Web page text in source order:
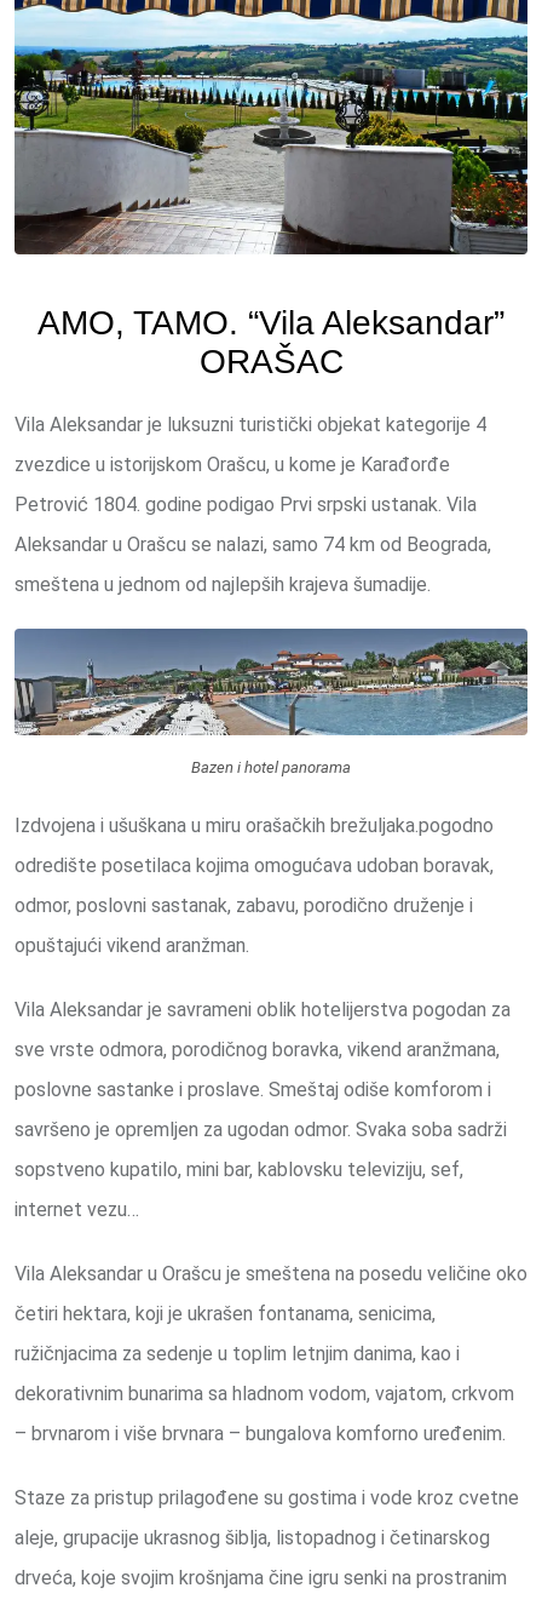
AMO, TAMO. “Vila Aleksandar”
ORAŠAC
Vila Aleksandar je luksuzni turistički objekat kategorije 4
zvezdice u istorijskom Orašcu, u kome je Karađorđe
Petrović 1804. godine podigao Prvi srpski ustanak. Vila
Aleksandar u Orašcu se nalazi, samo 74 km od Beograda,
smeštena u jednom od najlepših krajeva šumadije.
Bazen i hotel panorama
Izdvojena i ušuškana u miru orašačkih brežuljaka.pogodno
odredište posetilaca kojima omogućava udoban boravak,
odmor, poslovni sastanak, zabavu, porodično druženje i
opuštajući vikend aranžman.
Vila Aleksandar je savrameni oblik hotelijerstva pogodan za
sve vrste odmora, porodičnog boravka, vikend aranžmana,
poslovne sastanke i proslave. Smeštaj odiše komforom i
savršeno je opremljen za ugodan odmor. Svaka soba sadrži
sopstveno kupatilo, mini bar, kablovsku televiziju, sef,
internet vezu…
Vila Aleksandar u Orašcu je smeštena na posedu veličine oko
četiri hektara, koji je ukrašen fontanama, senicima,
ružičnjacima za sedenje u toplim letnjim danima, kao i
dekorativnim bunarima sa hladnom vodom, vajatom, crkvom
– brvnarom i više brvnara – bungalova komforno uređenim.
Staze za pristup prilagođene su gostima i vode kroz cvetne
aleje, grupacije ukrasnog šiblja, listopadnog i četinarskog
drveća, koje svojim krošnjama čine igru senki na prostranim